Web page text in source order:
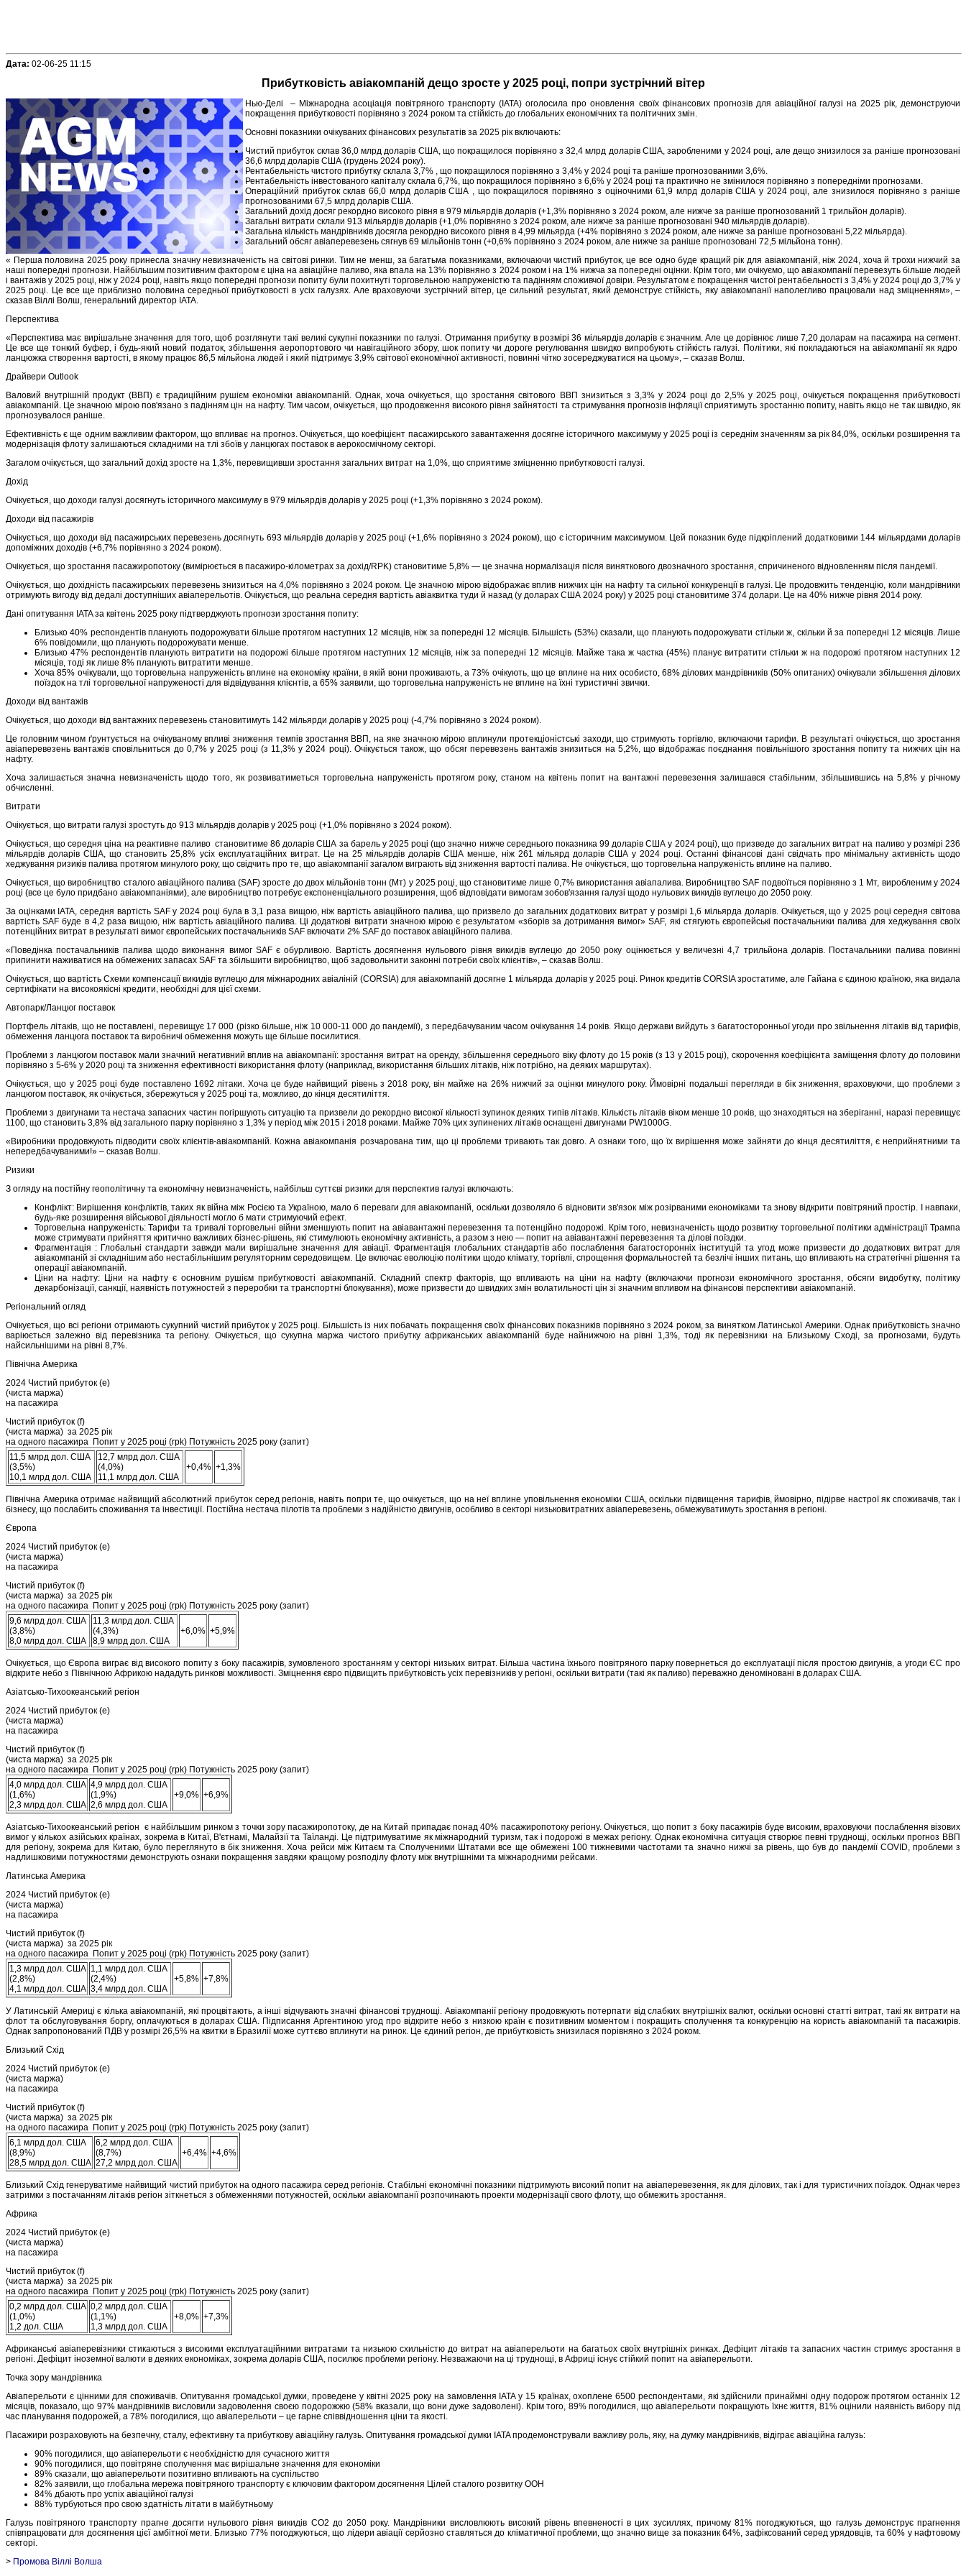
Дата: 02-06-25 11:15
Прибутковість авіакомпаній дещо зросте у 2025 році, попри зустрічний вітер
Нью-Делі – Міжнародна асоціація повітряного транспорту (IATA) оголосила про оновлення своїх фінансових прогнозів для авіаційної галузі на 2025 рік, демонструючи
покращення прибутковості порівняно з 2024 роком та стійкість до глобальних економічних та політичних змін.
Основні показники очікуваних фінансових результатів за 2025 рік включають:
Чистий прибуток склав 36,0 млрд доларів США, що покращилося порівняно з 32,4 млрд доларів США, заробленими у 2024 році, але дещо знизилося за раніше прогнозовані
36,6 млрд доларів США (грудень 2024 року).
Рентабельність чистого прибутку склала 3,7% , що покращилося порівняно з 3,4% у 2024 році та раніше прогнозованими 3,6%.
Рентабельність інвестованого капіталу склала 6,7%, що покращилося порівняно з 6,6% у 2024 році та практично не змінилося порівняно з попередніми прогнозами.
Операційний прибуток склав 66,0 млрд доларів США , що покращилося порівняно з оціночними 61,9 млрд доларів США у 2024 році, але знизилося порівняно з раніше
прогнозованими 67,5 млрд доларів США.
Загальний дохід досяг рекордно високого рівня в 979 мільярдів доларів (+1,3% порівняно з 2024 роком, але нижче за раніше прогнозований 1 трильйон доларів).
Загальні витрати склали 913 мільярдів доларів (+1,0% порівняно з 2024 роком, але нижче за раніше прогнозовані 940 мільярдів доларів).
Загальна кількість мандрівників досягла рекордно високого рівня в 4,99 мільярда (+4% порівняно з 2024 роком, але нижче за раніше прогнозовані 5,22 мільярда).
Загальний обсяг авіаперевезень сягнув 69 мільйонів тонн (+0,6% порівняно з 2024 роком, але нижче за раніше прогнозовані 72,5 мільйона тонн).
« Перша половина 2025 року принесла значну невизначеність на світові ринки. Тим не менш, за багатьма показниками, включаючи чистий прибуток, це все одно буде кращий рік для авіакомпаній, ніж 2024, хоча й трохи нижчий за
наші попередні прогнози. Найбільшим позитивним фактором є ціна на авіаційне паливо, яка впала на 13% порівняно з 2024 роком і на 1% нижча за попередні оцінки. Крім того, ми очікуємо, що авіакомпанії перевезуть більше людей
і вантажів у 2025 році, ніж у 2024 році, навіть якщо попередні прогнози попиту були похитнуті торговельною напруженістю та падінням споживчої довіри. Результатом є покращення чистої рентабельності з 3,4% у 2024 році до 3,7% у
2025 році. Це все ще приблизно половина середньої прибутковості в усіх галузях. Але враховуючи зустрічний вітер, це сильний результат, який демонструє стійкість, яку авіакомпанії наполегливо працювали над зміцненням», –
сказав Віллі Волш, генеральний директор IATA.
Перспектива
«Перспектива має вирішальне значення для того, щоб розглянути такі великі сукупні показники по галузі. Отримання прибутку в розмірі 36 мільярдів доларів є значним. Але це дорівнює лише 7,20 доларам на пасажира на сегмент.
Це все ще тонкий буфер, і будь-який новий податок, збільшення аеропортового чи навігаційного збору, шок попиту чи дороге регулювання швидко випробують стійкість галузі. Політики, які покладаються на авіакомпанії як ядро ​​
ланцюжка створення вартості, в якому працює 86,5 мільйона людей і який підтримує 3,9% світової економічної активності, повинні чітко зосереджуватися на цьому», – сказав Волш.
Драйвери Outlook
Валовий внутрішній продукт (ВВП) є традиційним рушієм економіки авіакомпаній. Однак, хоча очікується, що зростання світового ВВП знизиться з 3,3% у 2024 році до 2,5% у 2025 році, очікується покращення прибутковості
авіакомпаній. Це значною мірою пов'язано з падінням цін на нафту. Тим часом, очікується, що продовження високого рівня зайнятості та стримування прогнозів інфляції сприятимуть зростанню попиту, навіть якщо не так швидко, як
прогнозувалося раніше.
Ефективність є ще одним важливим фактором, що впливає на прогноз. Очікується, що коефіцієнт пасажирського завантаження досягне історичного максимуму у 2025 році із середнім значенням за рік 84,0%, оскільки розширення та
модернізація флоту залишаються складними на тлі збоїв у ланцюгах поставок в аерокосмічному секторі.
Загалом очікується, що загальний дохід зросте на 1,3%, перевищивши зростання загальних витрат на 1,0%, що сприятиме зміцненню прибутковості галузі.
Дохід
Очікується, що доходи галузі досягнуть історичного максимуму в 979 мільярдів доларів у 2025 році (+1,3% порівняно з 2024 роком).
Доходи від пасажирів
Очікується, що доходи від пасажирських перевезень досягнуть 693 мільярдів доларів у 2025 році (+1,6% порівняно з 2024 роком), що є історичним максимумом. Цей показник буде підкріплений додатковими 144 мільярдами доларів
допоміжних доходів (+6,7% порівняно з 2024 роком).
Очікується, що зростання пасажиропотоку (вимірюється в пасажиро-кілометрах за дохід/RPK) становитиме 5,8% — це значна нормалізація після виняткового двозначного зростання, спричиненого відновленням після пандемії.
Очікується, що дохідність пасажирських перевезень знизиться на 4,0% порівняно з 2024 роком. Це значною мірою відображає вплив нижчих цін на нафту та сильної конкуренції в галузі. Це продовжить тенденцію, коли мандрівники
отримують вигоду від дедалі доступніших авіаперельотів. Очікується, що реальна середня вартість авіаквитка туди й назад (у доларах США 2024 року) у 2025 році становитиме 374 долари. Це на 40% нижче рівня 2014 року.
Дані опитування IATA за квітень 2025 року підтверджують прогнози зростання попиту:
Близько 40% респондентів планують подорожувати більше протягом наступних 12 місяців, ніж за попередні 12 місяців. Більшість (53%) сказали, що планують подорожувати стільки ж, скільки й за попередні 12 місяців. Лише
6% повідомили, що планують подорожувати менше.
Близько 47% респондентів планують витратити на подорожі більше протягом наступних 12 місяців, ніж за попередні 12 місяців. Майже така ж частка (45%) планує витратити стільки ж на подорожі протягом наступних 12
місяців, тоді як лише 8% планують витратити менше.
Хоча 85% очікували, що торговельна напруженість вплине на економіку країни, в якій вони проживають, а 73% очікують, що це вплине на них особисто, 68% ділових мандрівників (50% опитаних) очікували збільшення ділових
поїздок на тлі торговельної напруженості для відвідування клієнтів, а 65% заявили, що торговельна напруженість не вплине на їхні туристичні звички.
Доходи від вантажів
Очікується, що доходи від вантажних перевезень становитимуть 142 мільярди доларів у 2025 році (-4,7% порівняно з 2024 роком).
Це головним чином ґрунтується на очікуваному впливі зниження темпів зростання ВВП, на яке значною мірою вплинули протекціоністські заходи, що стримують торгівлю, включаючи тарифи. В результаті очікується, що зростання
авіаперевезень вантажів сповільниться до 0,7% у 2025 році (з 11,3% у 2024 році). Очікується також, що обсяг перевезень вантажів знизиться на 5,2%, що відображає поєднання повільнішого зростання попиту та нижчих цін на
нафту.
Хоча залишається значна невизначеність щодо того, як розвиватиметься торговельна напруженість протягом року, станом на квітень попит на вантажні перевезення залишався стабільним, збільшившись на 5,8% у річному
обчисленні.
Витрати
Очікується, що витрати галузі зростуть до 913 мільярдів доларів у 2025 році (+1,0% порівняно з 2024 роком).
Очікується, що середня ціна на реактивне паливо становитиме 86 доларів США за барель у 2025 році (що значно нижче середнього показника 99 доларів США у 2024 році), що призведе до загальних витрат на паливо у розмірі 236
мільярдів доларів США, що становить 25,8% усіх експлуатаційних витрат. Це на 25 мільярдів доларів США менше, ніж 261 мільярд доларів США у 2024 році. Останні фінансові дані свідчать про мінімальну активність щодо
хеджування ризиків палива протягом минулого року, що свідчить про те, що авіакомпанії загалом виграють від зниження вартості палива. Не очікується, що торговельна напруженість вплине на паливо.
Очікується, що виробництво сталого авіаційного палива (SAF) зросте до двох мільйонів тонн (Мт) у 2025 році, що становитиме лише 0,7% використання авіапалива. Виробництво SAF подвоїться порівняно з 1 Мт, виробленим у 2024
році (все це було придбано авіакомпаніями), але виробництво потребує експоненціального розширення, щоб відповідати вимогам зобов'язання галузі щодо нульових викидів вуглецю до 2050 року.
За оцінками IATA, середня вартість SAF у 2024 році була в 3,1 раза вищою, ніж вартість авіаційного палива, що призвело до загальних додаткових витрат у розмірі 1,6 мільярда доларів. Очікується, що у 2025 році середня світова
вартість SAF буде в 4,2 раза вищою, ніж вартість авіаційного палива. Ці додаткові витрати значною мірою є результатом «зборів за дотримання вимог» SAF, які стягують європейські постачальники палива для хеджування своїх
потенційних витрат в результаті вимог європейських постачальників SAF включати 2% SAF до поставок авіаційного палива.
«Поведінка постачальників палива щодо виконання вимог SAF є обурливою. Вартість досягнення нульового рівня викидів вуглецю до 2050 року оцінюється у величезні 4,7 трильйона доларів. Постачальники палива повинні
припинити наживатися на обмежених запасах SAF та збільшити виробництво, щоб задовольнити законні потреби своїх клієнтів», – сказав Волш.
Очікується, що вартість Схеми компенсації викидів вуглецю для міжнародних авіаліній (CORSIA) для авіакомпаній досягне 1 мільярда доларів у 2025 році. Ринок кредитів CORSIA зростатиме, але Гайана є єдиною країною, яка видала
сертифікати на високоякісні кредити, необхідні для цієї схеми.
Автопарк/Ланцюг поставок
Портфель літаків, що не поставлені, перевищує 17 000 (різко більше, ніж 10 000-11 000 до пандемії), з передбачуваним часом очікування 14 років. Якщо держави вийдуть з багатосторонньої угоди про звільнення літаків від тарифів,
обмеження ланцюга поставок та виробничі обмеження можуть ще більше посилитися.
Проблеми з ланцюгом поставок мали значний негативний вплив на авіакомпанії: зростання витрат на оренду, збільшення середнього віку флоту до 15 років (з 13 у 2015 році), скорочення коефіцієнта заміщення флоту до половини
порівняно з 5-6% у 2020 році та зниження ефективності використання флоту (наприклад, використання більших літаків, ніж потрібно, на деяких маршрутах).
Очікується, що у 2025 році буде поставлено 1692 літаки. Хоча це буде найвищий рівень з 2018 року, він майже на 26% нижчий за оцінки минулого року. Ймовірні подальші перегляди в бік зниження, враховуючи, що проблеми з
ланцюгом поставок, як очікується, збережуться у 2025 році та, можливо, до кінця десятиліття.
Проблеми з двигунами та нестача запасних частин погіршують ситуацію та призвели до рекордно високої кількості зупинок деяких типів літаків. Кількість літаків віком менше 10 років, що знаходяться на зберіганні, наразі перевищує
1100, що становить 3,8% від загального парку порівняно з 1,3% у період між 2015 і 2018 роками. Майже 70% цих зупинених літаків оснащені двигунами PW1000G.
«Виробники продовжують підводити своїх клієнтів-авіакомпаній. Кожна авіакомпанія розчарована тим, що ці проблеми тривають так довго. А ознаки того, що їх вирішення може зайняти до кінця десятиліття, є неприйнятними та
непередбачуваними!» – сказав Волш.
Ризики
З огляду на постійну геополітичну та економічну невизначеність, найбільш суттєві ризики для перспектив галузі включають:
Конфлікт: Вирішення конфліктів, таких як війна між Росією та Україною, мало б переваги для авіакомпаній, оскільки дозволяло б відновити зв'язок між розірваними економіками та знову відкрити повітряний простір. І навпаки,
будь-яке розширення військової діяльності могло б мати стримуючий ефект.
Торговельна напруженість: Тарифи та тривалі торговельні війни зменшують попит на авіавантажні перевезення та потенційно подорожі. Крім того, невизначеність щодо розвитку торговельної політики адміністрації Трампа
може стримувати прийняття критично важливих бізнес-рішень, які стимулюють економічну активність, а разом з нею — попит на авіавантажні перевезення та ділові поїздки.
Фрагментація : Глобальні стандарти завжди мали вирішальне значення для авіації. Фрагментація глобальних стандартів або послаблення багатосторонніх інституцій та угод може призвести до додаткових витрат для
авіакомпаній зі складнішим або нестабільнішим регуляторним середовищем. Це включає еволюцію політики щодо клімату, торгівлі, спрощення формальностей та безлічі інших питань, що впливають на стратегічні рішення та
операції авіакомпаній.
Ціни на нафту: Ціни на нафту є основним рушієм прибутковості авіакомпаній. Складний спектр факторів, що впливають на ціни на нафту (включаючи прогнози економічного зростання, обсяги видобутку, політику
декарбонізації, санкції, наявність потужностей з переробки та транспортні блокування), може призвести до швидких змін волатильності цін зі значним впливом на фінансові перспективи авіакомпаній.
Регіональний огляд
Очікується, що всі регіони отримають сукупний чистий прибуток у 2025 році. Більшість із них побачать покращення своїх фінансових показників порівняно з 2024 роком, за винятком Латинської Америки. Однак прибутковість значно
варіюється залежно від перевізника та регіону. Очікується, що сукупна маржа чистого прибутку африканських авіакомпаній буде найнижчою на рівні 1,3%, тоді як перевізники на Близькому Сході, за прогнозами, будуть
найсильнішими на рівні 8,7%.
Північна Америка
2024 Чистий прибуток (e)
(чиста маржа)
на пасажира
Чистий прибуток (f)
(чиста маржа) за 2025 рік
на одного пасажира Попит у 2025 році (rpk) Потужність 2025 року (запит)
11,5 млрд дол. США
(3,5%)
10,1 млрд дол. США
12,7 млрд дол. США
(4,0%)
11,1 млрд дол. США
+0,4% +1,3%
Північна Америка отримає найвищий абсолютний прибуток серед регіонів, навіть попри те, що очікується, що на неї вплине уповільнення економіки США, оскільки підвищення тарифів, ймовірно, підірве настрої як споживачів, так і
бізнесу, що послабить споживання та інвестиції. Постійна нестача пілотів та проблеми з надійністю двигунів, особливо в секторі низьковитратних авіаперевезень, обмежуватимуть зростання в регіоні.
Європа
2024 Чистий прибуток (e)
(чиста маржа)
на пасажира
Чистий прибуток (f)
(чиста маржа) за 2025 рік
на одного пасажира Попит у 2025 році (rpk) Потужність 2025 року (запит)
9,6 млрд дол. США
(3,8%)
8,0 млрд дол. США
11,3 млрд дол. США
(4,3%)
8,9 млрд дол. США
+6,0% +5,9%
Очікується, що Європа виграє від високого попиту з боку пасажирів, зумовленого зростанням у секторі низьких витрат. Більша частина їхнього повітряного парку повернеться до експлуатації після простою двигунів, а угоди ЄС про
відкрите небо з Північною Африкою нададуть ринкові можливості. Зміцнення євро підвищить прибутковість усіх перевізників у регіоні, оскільки витрати (такі як паливо) переважно деноміновані в доларах США.
Азіатсько-Тихоокеанський регіон
2024 Чистий прибуток (e)
(чиста маржа)
на пасажира
Чистий прибуток (f)
(чиста маржа) за 2025 рік
на одного пасажира Попит у 2025 році (rpk) Потужність 2025 року (запит)
4,0 млрд дол. США
(1,6%)
2,3 млрд дол. США
4,9 млрд дол. США
(1,9%)
2,6 млрд дол. США
+9,0% +6,9%
Азіатсько-Тихоокеанський регіон є найбільшим ринком з точки зору пасажиропотоку, де на Китай припадає понад 40% пасажиропотоку регіону. Очікується, що попит з боку пасажирів буде високим, враховуючи послаблення візових
вимог у кількох азійських країнах, зокрема в Китаї, В'єтнамі, Малайзії та Таїланді. Це підтримуватиме як міжнародний туризм, так і подорожі в межах регіону. Однак економічна ситуація створює певні труднощі, оскільки прогноз ВВП
для регіону, зокрема для Китаю, було переглянуто в бік зниження. Хоча рейси між Китаєм та Сполученими Штатами все ще обмежені 100 тижневими частотами та значно нижчі за рівень, що був до пандемії COVID, проблеми з
надлишковими потужностями демонструють ознаки покращення завдяки кращому розподілу флоту між внутрішніми та міжнародними рейсами.
Латинська Америка
2024 Чистий прибуток (e)
(чиста маржа)
на пасажира
Чистий прибуток (f)
(чиста маржа) за 2025 рік
на одного пасажира Попит у 2025 році (rpk) Потужність 2025 року (запит)
1,3 млрд дол. США
(2,8%)
4,1 млрд дол. США
1,1 млрд дол. США
(2,4%)
3,4 млрд дол. США
+5,8% +7,8%
У Латинській Америці є кілька авіакомпаній, які процвітають, а інші відчувають значні фінансові труднощі. Авіакомпанії регіону продовжують потерпати від слабких внутрішніх валют, оскільки основні статті витрат, такі як витрати на
флот та обслуговування боргу, оплачуються в доларах США. Підписання Аргентиною угод про відкрите небо з низкою країн є позитивним моментом і покращить сполучення та конкуренцію на користь авіакомпаній та пасажирів.
Однак запропонований ПДВ у розмірі 26,5% на квитки в Бразилії може суттєво вплинути на ринок. Це єдиний регіон, де прибутковість знизилася порівняно з 2024 роком.
Близький Схід
2024 Чистий прибуток (e)
(чиста маржа)
на пасажира
Чистий прибуток (f)
(чиста маржа) за 2025 рік
на одного пасажира Попит у 2025 році (rpk) Потужність 2025 року (запит)
6,1 млрд дол. США
(8,9%)
28,5 млрд дол. США
6,2 млрд дол. США
(8,7%)
27,2 млрд дол. США
+6,4% +4,6%
Близький Схід генеруватиме найвищий чистий прибуток на одного пасажира серед регіонів. Стабільні економічні показники підтримують високий попит на авіаперевезення, як для ділових, так і для туристичних поїздок. Однак через
затримки з постачанням літаків регіон зіткнеться з обмеженнями потужностей, оскільки авіакомпанії розпочинають проекти модернізації свого флоту, що обмежить зростання.
Африка
2024 Чистий прибуток (e)
(чиста маржа)
на пасажира
Чистий прибуток (f)
(чиста маржа) за 2025 рік
на одного пасажира Попит у 2025 році (rpk) Потужність 2025 року (запит)
0,2 млрд дол. США
(1,0%)
1,2 дол. США
0,2 млрд дол. США
(1,1%)
1,3 млрд дол. США
+8,0% +7,3%
Африканські авіаперевізники стикаються з високими експлуатаційними витратами та низькою схильністю до витрат на авіаперельоти на багатьох своїх внутрішніх ринках. Дефіцит літаків та запасних частин стримує зростання в
регіоні. Дефіцит іноземної валюти в деяких економіках, зокрема доларів США, посилює проблеми регіону. Незважаючи на ці труднощі, в Африці існує стійкий попит на авіаперельоти.
Точка зору мандрівника
Авіаперельоти є цінними для споживачів. Опитування громадської думки, проведене у квітні 2025 року на замовлення IATA у 15 країнах, охоплене 6500 респондентами, які здійснили принаймні одну подорож протягом останніх 12
місяців, показало, що 97% мандрівників висловили задоволення своєю подорожжю (58% вказали, що вони дуже задоволені). Крім того, 89% погодилися, що авіаперельоти покращують їхнє життя, 81% оцінили наявність вибору під
час планування подорожей, а 78% погодилися, що авіаперельоти – це гарне співвідношення ціни та якості.
Пасажири розраховують на безпечну, сталу, ефективну та прибуткову авіаційну галузь. Опитування громадської думки IATA продемонстрували важливу роль, яку, на думку мандрівників, відіграє авіаційна галузь:
90% погодилися, що авіаперельоти є необхідністю для сучасного життя
90% погодилися, що повітряне сполучення має вирішальне значення для економіки
89% сказали, що авіаперельоти позитивно впливають на суспільство
82% заявили, що глобальна мережа повітряного транспорту є ключовим фактором досягнення Цілей сталого розвитку ООН
84% дбають про успіх авіаційної галузі
88% турбуються про свою здатність літати в майбутньому
Галузь повітряного транспорту прагне досягти нульового рівня викидів CO2 до 2050 року. Мандрівники висловлюють високий рівень впевненості в цих зусиллях, причому 81% погоджуються, що галузь демонструє прагнення
співпрацювати для досягнення цієї амбітної мети. Близько 77% погоджуються, що лідери авіації серйозно ставляться до кліматичної проблеми, що значно вище за показник 64%, зафіксований серед урядовців, та 60% у нафтовому
секторі.
> Промова Віллі Волша